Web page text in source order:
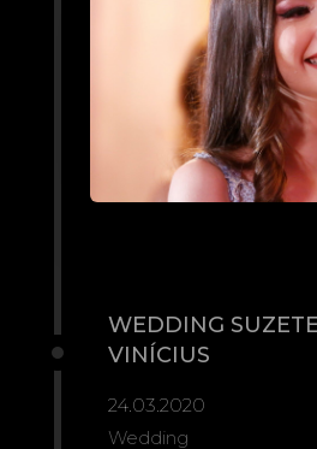
WEDDING
VINÍCIUS
24.03.2020
Wedding